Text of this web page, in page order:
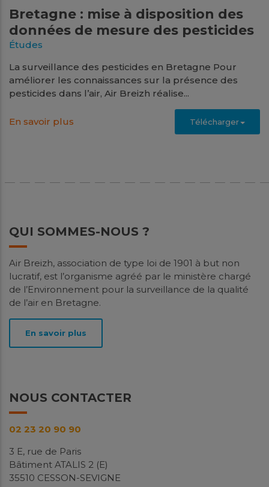
Bretagne : mise à disposition des
données de mesure des pesticides
Études
La surveillance des pesticides en Bretagne Pour
améliorer les connaissances sur la présence des
pesticides dans l’air, Air Breizh réalise...
En savoir plus Télécharger
2026
Spatialisation des niveaux de PM10
et d’ammoniac à Saint-Malo
Études
(NH3) a déjà été mise en...
Avril
2026
QUI SOMMES-NOUS ?
Air Breizh, association de type loi de 1901 à but non
lucratif, est l’organisme agréé par le ministère chargé
de l’Environnement pour la surveillance de la qualité
de l’air en Bretagne.
En savoir plus
NOUS CONTACTER
02 23 20 90 90
3 E, rue de Paris
Bâtiment ATALIS 2 (E)
35510 CESSON-SEVIGNE